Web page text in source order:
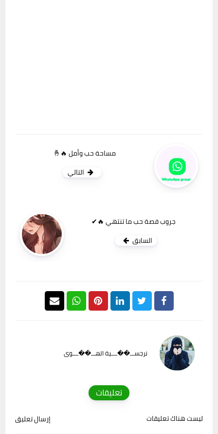
مساحة حب وأمل 🔥🤞
التالي
جروب قصة حب ما تنتهي 🔥✔
السابق
نرجســـ��ــــية الهـــ��ــــوى
تعليقات
ليست هناك تعليقات إرسال تعليق